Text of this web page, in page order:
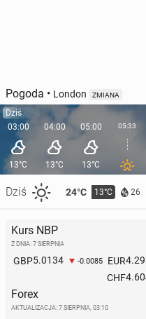
Pogoda • London ZMIANA
Dziś
03:00
13°C
Dziś 24°C 13°C 26
04:00
13°C
05:00
13°C
05:33
Kurs NBP
Z DNIA: 7 SIERPNIA
GBP5.0134 -0.0085 EUR
CHF
Forex
AKTUALIZACJA: 7 SIERPNIA, 03:10